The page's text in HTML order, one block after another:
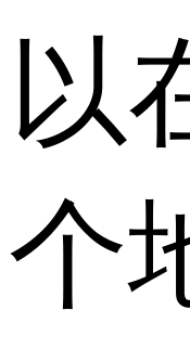
以
个